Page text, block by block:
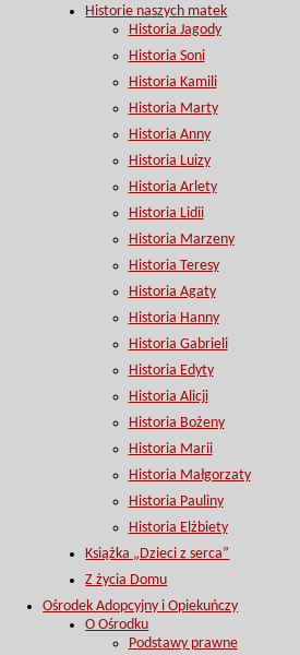
Historie naszych matek
Historia Jagody
Historia Soni
Historia Kamili
Historia Marty
Historia Anny
Historia Luizy
Historia Arlety
Historia Lidii
Historia Marzeny
Historia Teresy
Historia Agaty
Historia Hanny
Historia Gabrieli
Historia Edyty
Historia Alicji
Historia Bożeny
Historia Marii
Historia Małgorzaty
Historia Pauliny
Historia Elżbiety
Książka „Dzieci z serca”
Z życia Domu
Ośrodek Adopcyjny i Opiekuńczy
O Ośrodku
Podstawy prawne